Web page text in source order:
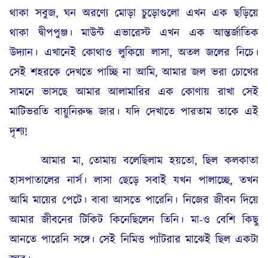
থাকা সবুজ, ঘন অরণ্যে মোড়া চুড়োগুলো এখন এক ছড়িয়ে
থাকা দ্বীপপুঞ্জ। মাউন্ট এভারেস্ট এখন এক আন্তর্জাতিক
উদ্যান। এখানেই কোথাও লুকিয়ে লাসা, অতল জলের নিচে।
সেই শহরকে দেখতে পাচ্ছি না আমি, আমার জল ভরা চোখের
সামনে ভাসছে আমার আলামারির এক কোণায় রাখা সেই
মাটিভরতি বায়ুনিরুদ্ধ জার। যদি দেখাতে পারতাম তাকে এই
দৃশ্য!
আমার মা, তোমায় বলেছিলাম হয়তো, ছিল কলকাতা
হাসপাতালের নার্স। লাসা ছেড়ে সবাই যখন পালাচ্ছে, তখন
আমি মায়ের পেটে। বাবা আসতে পারেনি। নিজের জীবন দিয়ে
আমার জীবনের টিকিট কিনেছিলেন তিনি। মা-ও বেশি কিছু
আনতে পারেনি সঙ্গে। সেই নিমিত্ত প্যাঁটরার মাঝেই ছিল একটা